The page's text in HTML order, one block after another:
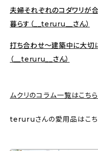
夫婦それぞれのコダワリが
暮らす（__teruru__さん）
打ち合わせ〜建築中に大切
（__teruru__さん）
ムクリのコラム一覧はこちら
teruruさんの愛用品はこち